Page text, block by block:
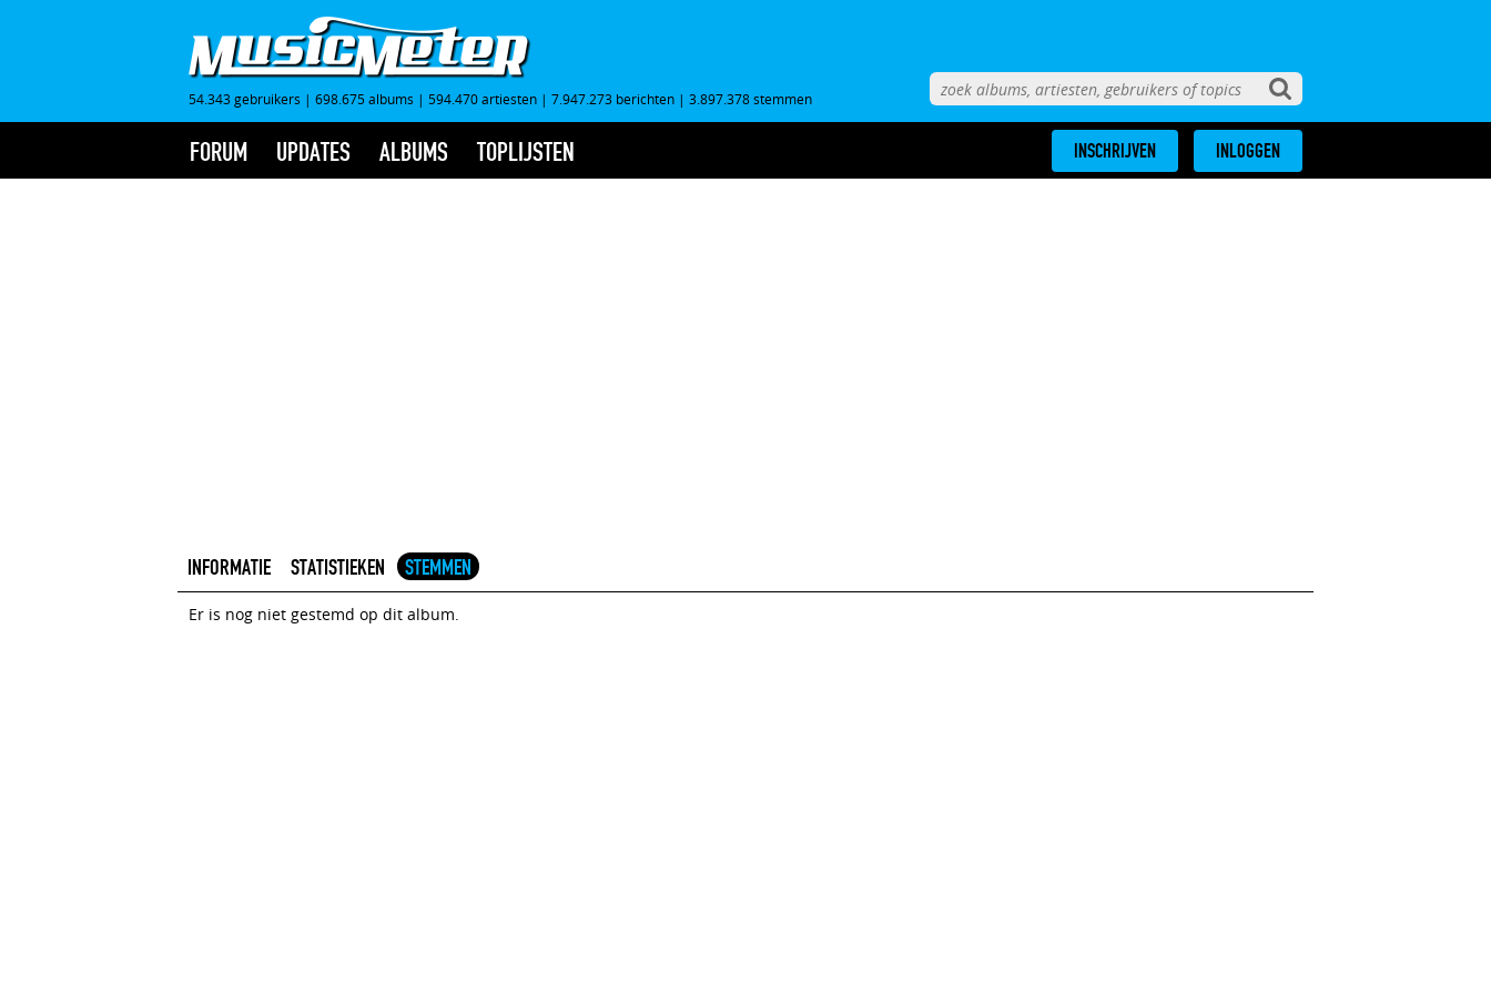
54.343 gebruikers | 698.675 albums | 594.470 artiesten | 7.947.273 berichten | 3.897.378 stemmen
FORUM UPDATES ALBUMS TOPLIJSTEN INSCHRIJVEN INLOGGEN
INFORMATIE STATISTIEKEN STEMMEN
Er is nog niet gestemd op dit album.